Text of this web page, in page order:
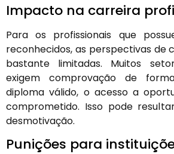
Impacto na carreira
Para os profissionais que
reconhecidos, as perspectivas de
bastante limitadas. Muitos
exigem comprovação de
diploma válido, o acesso a
comprometido. Isso pode
desmotivação.
Punições para